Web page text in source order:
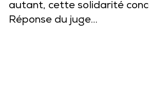
autant, cette solidarité
Réponse du juge…